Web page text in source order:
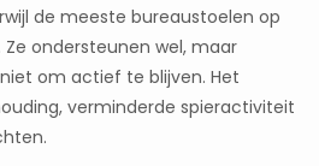
de meeste bureaustoelen op
ondersteunen wel, maar
om actief te blijven. Het
verminderde spieractiviteit